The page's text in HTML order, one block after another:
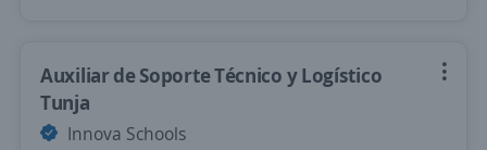
Auxiliar de Soporte Técnico y Logístico
Tunja
Innova Schools